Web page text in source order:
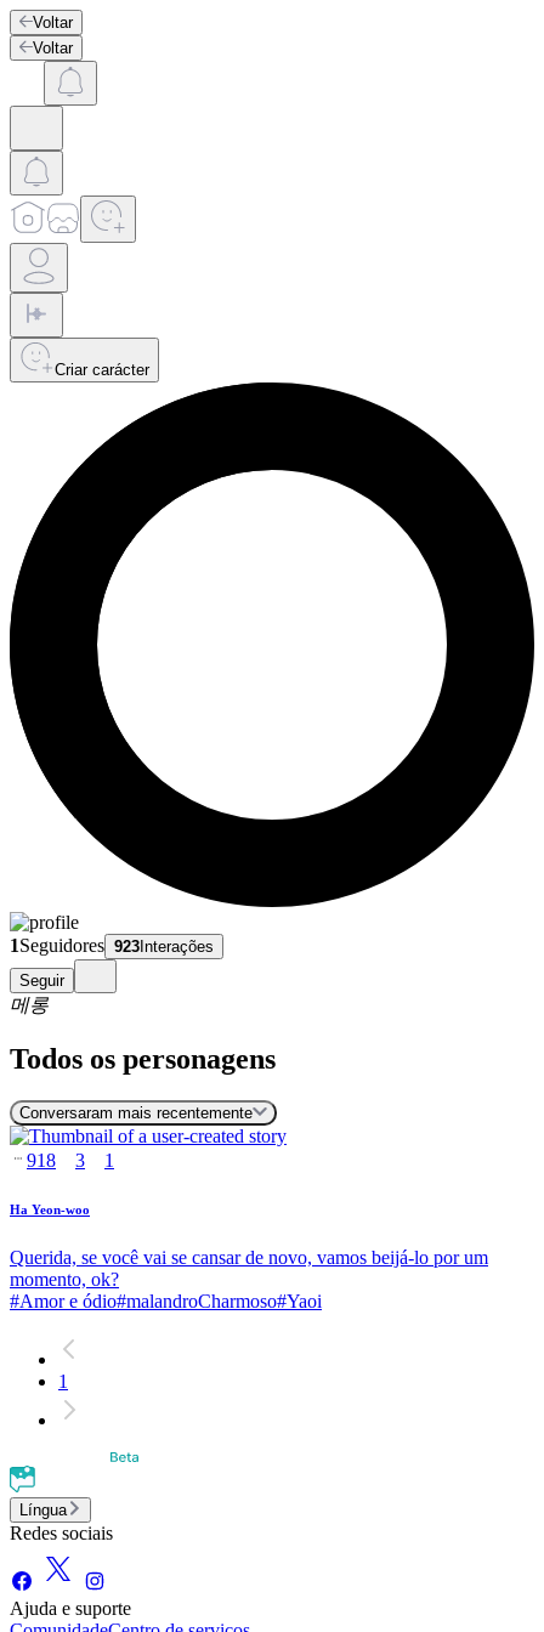
Voltar
Voltar
Criar carácter
1Seguidores 923 Interações
Seguir
메롱
Todos os personagens
Conversaram mais recentemente
918 3 1
Ha Yeon-woo
Querida, se você vai se cansar de novo, vamos beijá-lo por um
momento, ok?
#Amor e ódio#malandroCharmoso#Yaoi
1
Língua
Redes sociais
Ajuda e suporte